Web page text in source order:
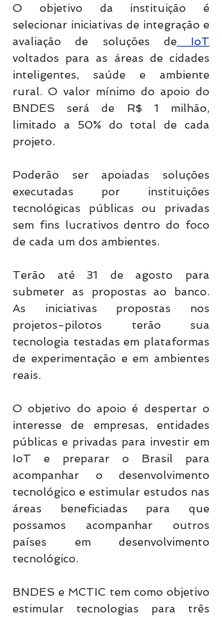
O objetivo da instituição é
selecionar iniciativas de integração e
avaliação de soluções de IoT
voltados para as áreas de cidades
inteligentes, saúde e ambiente
rural. O valor mínimo do apoio do
BNDES será de R$ 1 milhão,
limitado a 50% do total de cada
projeto.
Poderão ser apoiadas soluções
executadas por instituições
tecnológicas públicas ou privadas
sem fins lucrativos dentro do foco
de cada um dos ambientes.
Terão até 31 de agosto para
submeter as propostas ao banco.
As iniciativas propostas nos
projetos-pilotos terão sua
tecnologia testadas em plataformas
de experimentação e em ambientes
reais.
O objetivo do apoio é despertar o
interesse de empresas, entidades
públicas e privadas para investir em
IoT e preparar o Brasil para
acompanhar o desenvolvimento
tecnológico e estimular estudos nas
áreas beneficiadas para que
possamos acompanhar outros
países em desenvolvimento
tecnológico.
BNDES e MCTIC tem como objetivo
estimular tecnologias para três